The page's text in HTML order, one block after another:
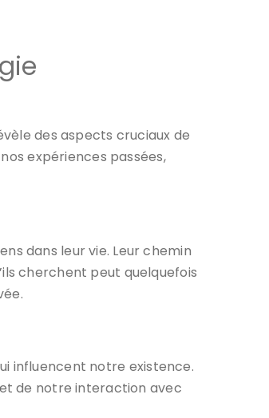
des aspects cruciaux de
expériences passées,
dans leur vie. Leur chemin
cherchent peut quelquefois
influencent notre existence.
de notre interaction avec